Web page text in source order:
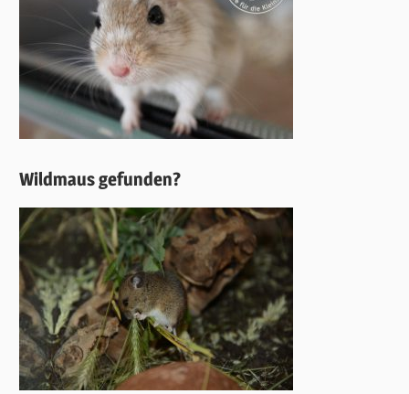
Wildmaus gefunden?